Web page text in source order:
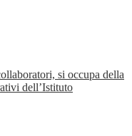
si occupa della
dell’Istituto